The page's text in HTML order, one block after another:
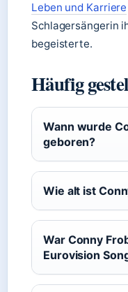
Leben und Karriere
Schlagersängerin
begeisterte.
Häufig
Wann wurde
geboren?
Wie alt ist
War Conny
Eurovision